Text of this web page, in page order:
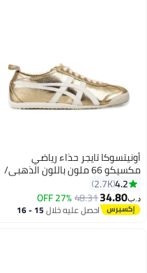
أونيتسوكا تايجر حذاء رياضي
مكسيكو 66 ملون باللون الذهبي/
الأبيض
4.2
2.7K
د.ب‏34.80
48.31
27% OFF
احصل عليه خلال 15 - 16